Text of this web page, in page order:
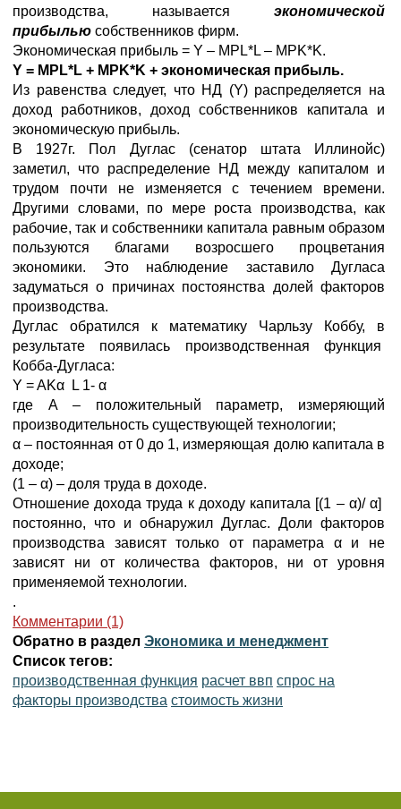
производства, называется экономической
прибылью собственников фирм.
Экономическая прибыль = Y – MPL*L – MPK*K.
Y = MPL*L + MPK*K + экономическая прибыль.
Из равенства следует, что НД (Y) распределяется на
доход работников, доход собственников капитала и
экономическую прибыль.
В 1927г. Пол Дуглас (сенатор штата Иллинойс)
заметил, что распределение НД между капиталом и
трудом почти не изменяется с течением времени.
Другими словами, по мере роста производства, как
рабочие, так и собственники капитала равным образом
пользуются благами возросшего процветания
экономики. Это наблюдение заставило Дугласа
задуматься о причинах постоянства долей факторов
производства.
Дуглас обратился к математику Чарльзу Коббу, в
результате появилась производственная функция
Кобба-Дугласа:
Y = AKα L 1- α
где А – положительный параметр, измеряющий
производительность существующей технологии;
α – постоянная от 0 до 1, измеряющая долю капитала в
доходе;
(1 – α) – доля труда в доходе.
Отношение дохода труда к доходу капитала [(1 – α)/ α]
постоянно, что и обнаружил Дуглас. Доли факторов
производства зависят только от параметра α и не
зависят ни от количества факторов, ни от уровня
применяемой технологии.
.
Комментарии (1)
Обратно в раздел Экономика и менеджмент
Список тегов:
производственная функция расчет ввп спрос на
факторы производства стоимость жизни